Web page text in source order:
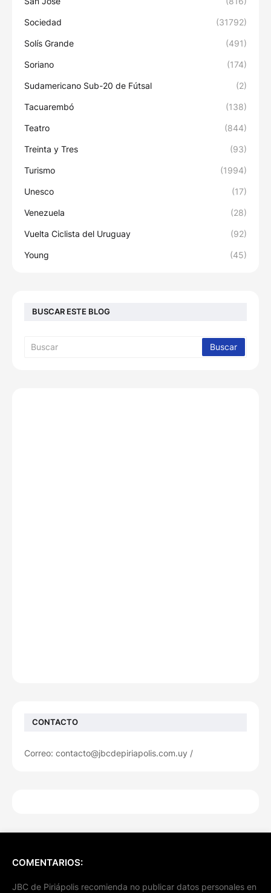
Sociedad (31792)
Solís Grande (491)
Soriano (174)
Sudamericano Sub-20 de Fútsal (2)
Tacuarembó (138)
Teatro (844)
Treinta y Tres (93)
Turismo (1994)
Unesco (17)
Venezuela (28)
Vuelta Ciclista del Uruguay (92)
Young (45)
BUSCAR ESTE BLOG
CONTACTO
Correo: contacto@jbcdepiriapolis.com.uy /
COMENTARIOS:
JBC de Piriápolis recomienda no publicar datos personales en